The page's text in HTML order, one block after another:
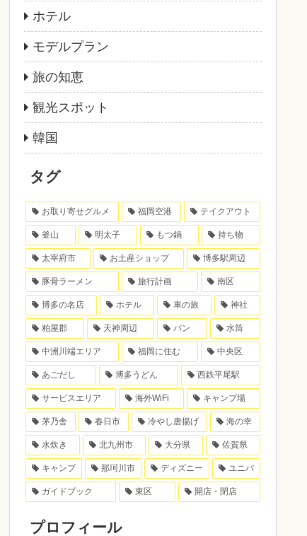
ホテル
モデルプラン
旅の知恵
観光スポット
韓国
タグ
お取り寄せグルメ 福岡空港 テイクアウト
釜山 明太子 もつ鍋 持ち物
太宰府市 お土産ショップ 博多駅周辺
豚骨ラーメン 旅行計画 南区
博多の名店 ホテル 車の旅 神社
粕屋郡 天神周辺 パン 水筒
中洲川端エリア 福岡に住む 中央区
あごだし 博多うどん 西鉄平尾駅
サービスエリア 海外WiFi キャンプ場
茅乃舎 春日市 冷やし唐揚げ 海の幸
水炊き 北九州市 大分県 佐賀県
キャンプ 那珂川市 ディズニー ユニバ
ガイドブック 東区 開店・閉店
プロフィール